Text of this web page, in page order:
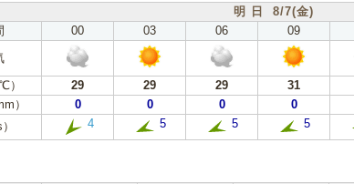
明 日 8/7(金)
00 03 06 09
29 29 29 31
）
0 0 0 0
4 5 5 5